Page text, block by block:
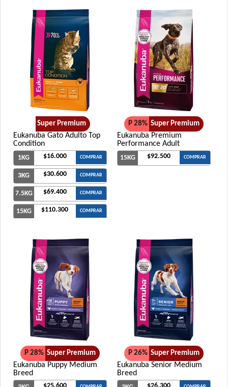
Super Premium
Eukanuba Gato Adulto Top
Condition
1KG $16.000 COMPRAR
3KG $30.600 COMPRAR
7.5KG $69.400 COMPRAR
15KG $110.300 COMPRAR
P 28% Super Premium
Eukanuba Premium
Performance Adult
15KG $92.500 COMPRAR
P 28% Super Premium
Eukanuba Puppy Medium
Breed
P 26% Super Premium
Eukanuba Senior Medium
Breed